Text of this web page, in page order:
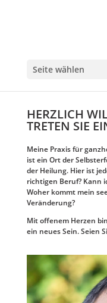
Seite wählen
HERZLICH
TRETEN SIE
Meine Praxis für
ist ein Ort der
der Heilung. Hier ist
richtigen Beruf? Kann
Woher kommt mein
Veränderung?
Mit offenem Herzen
ein neues Sein. Seien